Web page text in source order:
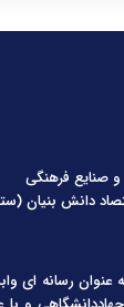
صنایع فرهنگی
دانش بنیان
عنوان رسانه ای